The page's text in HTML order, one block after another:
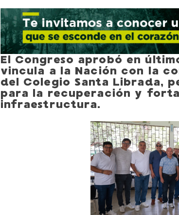
El Congreso aprobó en
vincula a la Nación con la
del Colegio Santa Librada,
para la recuperación y
infraestructura.